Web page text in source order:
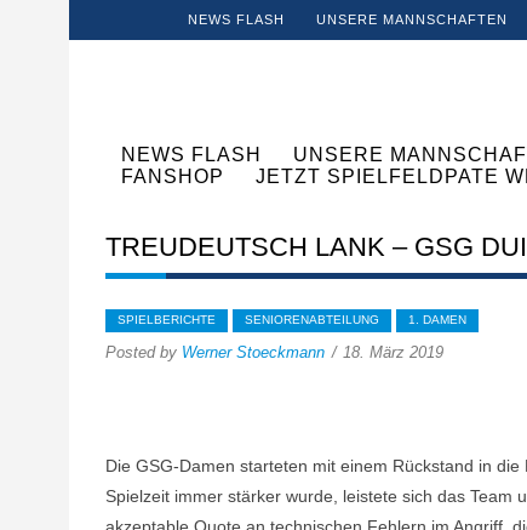
NEWS FLASH UNSERE MANNSCHAFTEN
NEWS FLASH UNSERE
FANSHOP
JETZT SPIELFELDPATE
TREUDEUTSCH LANK – GSG
SPIELBERICHTE SENIORENABTEILUNG 1. DAMEN
Posted by Werner Stoeckmann 18. März 2019
Die GSG-Damen starteten mit einem Rückstand in
Spielzeit immer stärker wurde, leistete sich das
akzeptable Quote an technischen Fehlern im Angriff,